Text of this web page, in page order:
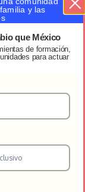
cuentay las
que México
de formación,
para actuar